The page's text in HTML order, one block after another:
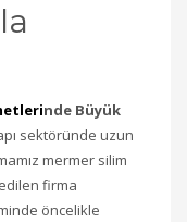
nde Büyük
sektöründe uzun
mermer silim
firma
öncelikle